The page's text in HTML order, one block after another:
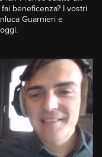
beneficenza? I vostri
Guarnieri e